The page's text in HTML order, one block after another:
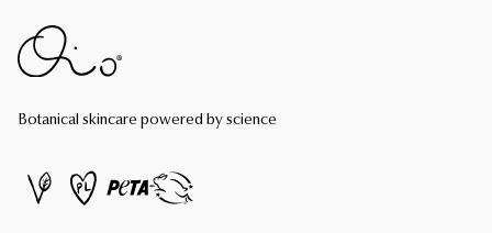
Botanical skincare powered by science